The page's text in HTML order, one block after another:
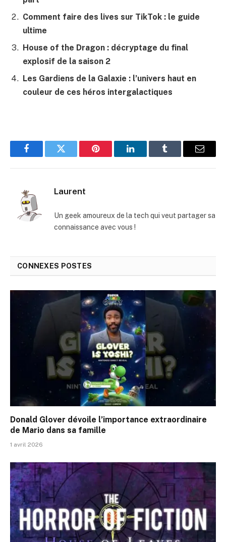
Comment faire des lives sur TikTok : le guide
ultime
House of the Dragon : décryptage du final
explosif de la saison 2
Les Gardiens de la Galaxie : l’univers haut en
couleur de ces héros intergalactiques
FacebookTwitter Pinterest LinkedInTumblr
E-
Laurent
Un geek amoureux de la tech qui veut partager sa
connaissance avec vous !
CONNEXES POSTES
Donald Glover dévoile l’importance extraordinaire
de Mario dans sa famille
1 avril 2026